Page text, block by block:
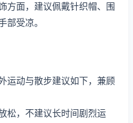
方面，建议佩戴针织帽、围
部受凉。
运动与散步建议如下，兼顾
松，不建议长时间剧烈运